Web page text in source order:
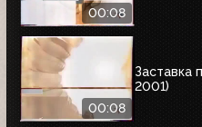
00:08
00:08
Заставка
2001)